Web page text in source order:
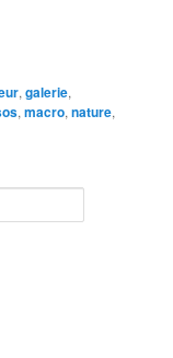
,galerie,
,macro,nature,